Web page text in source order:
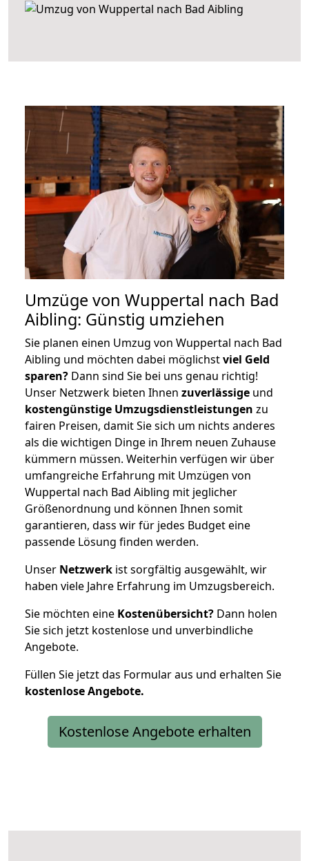
Umzüge von Wuppertal nach Bad
Aibling: Günstig umziehen
Sie planen einen Umzug von Wuppertal nach Bad
Aibling und möchten dabei möglichstviel Geld
sparen? Dann sind Sie bei uns genau richtig!
Unser Netzwerk bieten Ihnen zuverlässige und
kostengünstige Umzugsdienstleistungen zu
fairen Preisen, damit Sie sich um nichts anderes
als die wichtigen Dinge in Ihrem neuen Zuhause
kümmern müssen. Weiterhin verfügen wir über
umfangreiche Erfahrung mit Umzügen von
Wuppertal nach Bad Aibling mit jeglicher
Größenordnung und können Ihnen somit
garantieren, dass wir für jedes Budget eine
passende Lösung finden werden.
Unser Netzwerk ist sorgfältig ausgewählt, wir
haben viele Jahre Erfahrung im Umzugsbereich.
Sie möchten eine Kostenübersicht? Dann holen
Sie sich jetzt kostenlose und unverbindliche
Angebote.
Füllen Sie jetzt das Formular aus und erhalten Sie
kostenloseAngebote.
Kostenlose Angebote erhalten